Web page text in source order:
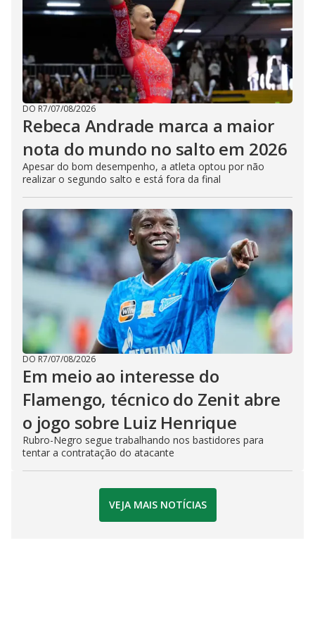
DO R7/07/08/2026
Rebeca Andrade marca a maior
nota do mundo no salto em 2026
Apesar do bom desempenho, a atleta optou por não
realizar o segundo salto e está fora da final
DO R7/07/08/2026
Em meio ao interesse do
Flamengo, técnico do Zenit abre
o jogo sobre Luiz Henrique
Rubro-Negro segue trabalhando nos bastidores para
tentar a contratação do atacante
VEJA MAIS NOTÍCIAS